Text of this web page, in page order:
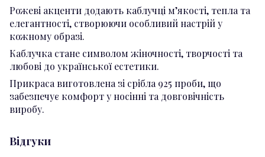
Рожеві акценти додають каблучці м’якості, тепла та
елегантності, створюючи особливий настрій у
кожному образі.
Каблучка стане символом жіночності, творчості та
любові до української естетики.
Прикраса виготовлена зі срібла 925 проби, що
забезпечує комфорт у носінні та довговічність
виробу.
Відгуки